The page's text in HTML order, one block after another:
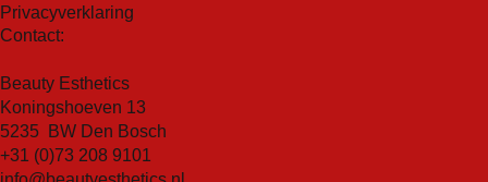
Privacyverklaring
Contact:
Beauty Esthetics
Koningshoeven 13
5235 BW Den Bosch
+31 (0)73 208 9101